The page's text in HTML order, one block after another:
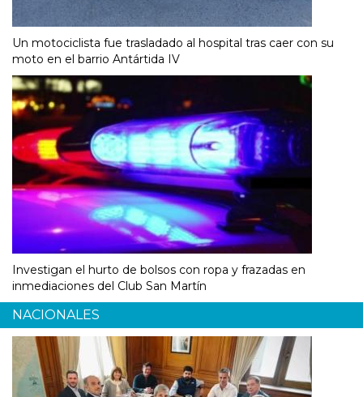
Un motociclista fue trasladado al hospital tras caer con su
moto en el barrio Antártida IV
Investigan el hurto de bolsos con ropa y frazadas en
inmediaciones del Club San Martín
NACIONALES